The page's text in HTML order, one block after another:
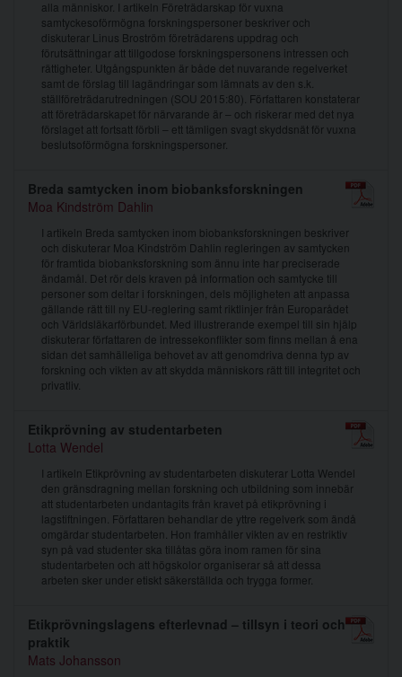
alla människor. I artikeln Företrädarskap för vuxna
samtyckesoförmögna forskningspersoner beskriver och
diskuterar Linus Broström företrädarens uppdrag och
förutsättningar att tillgodose forskningspersonens intressen och
rättigheter. Utgångspunkten är både det nuvarande regelverket
samt de förslag till lagändringar som lämnats av den s.k.
ställföreträdarutredningen (SOU 2015:80). Författaren konstaterar
att företrädarskapet för närvarande är – och riskerar med det nya
förslaget att fortsatt förbli – ett tämligen svagt skyddsnät för vuxna
beslutsoförmögna forskningspersoner.
Breda samtycken inom biobanksforskningen
Moa Kindström Dahlin
I artikeln Breda samtycken inom biobanksforskningen beskriver
och diskuterar Moa Kindström Dahlin regleringen av samtycken
för framtida biobanksforskning som ännu inte har preciserade
ändamål. Det rör dels kraven på information och samtycke till
personer som deltar i forskningen, dels möjligheten att anpassa
gällande rätt till ny EU-reglering samt riktlinjer från Europarådet
och Världsläkarförbundet. Med illustrerande exempel till sin hjälp
diskuterar författaren de intressekonflikter som finns mellan å ena
sidan det samhälleliga behovet av att genomdriva denna typ av
forskning och vikten av att skydda människors rätt till integritet och
privatliv.
Etikprövning av studentarbeten
Lotta Wendel
I artikeln Etikprövning av studentarbeten diskuterar Lotta Wendel
den gränsdragning mellan forskning och utbildning som innebär
att studentarbeten undantagits från kravet på etikprövning i
lagstiftningen. Författaren behandlar de yttre regelverk som ändå
omgärdar studentarbeten. Hon framhåller vikten av en restriktiv
syn på vad studenter ska tillåtas göra inom ramen för sina
studentarbeten och att högskolor organiserar så att dessa
arbeten sker under etiskt säkerställda och trygga former.
Etikprövningslagens efterlevnad – tillsyn i teori och
praktik
Mats Johansson